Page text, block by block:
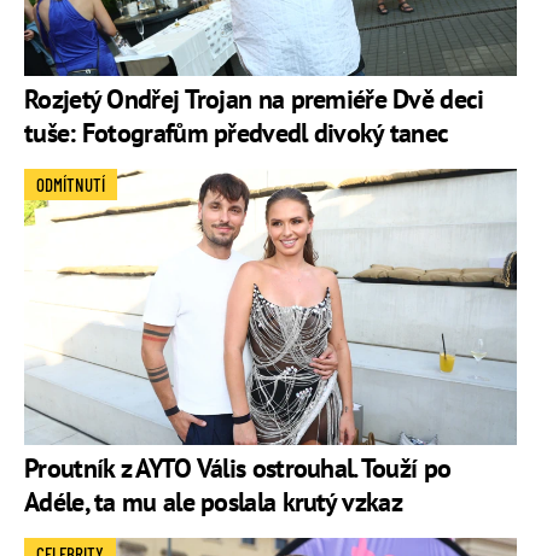
Rozjetý Ondřej Trojan na premiéře Dvě deci
tuše: Fotografům předvedl divoký tanec
Proutník z AYTO Vális ostrouhal. Touží po
Adéle, ta mu ale poslala krutý vzkaz
ODMÍTNUTÍ